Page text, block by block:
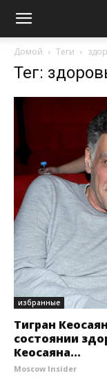
Домой Теги
Тег:
избранные
Тигран
состоянии
Кеосаяна...
Moscow Insider